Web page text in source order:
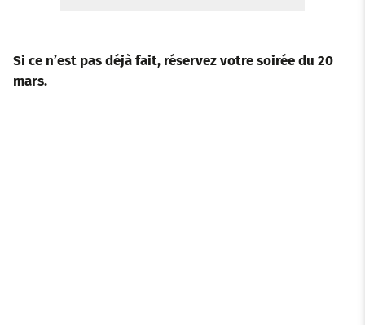
Si ce n’est pas déjà fait, réservez votre soirée du 20
mars.